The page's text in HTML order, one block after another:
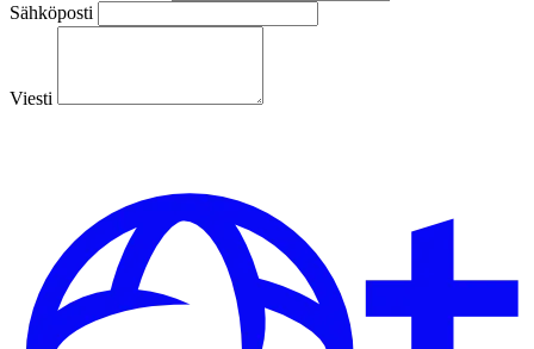
Sähköposti
Viesti